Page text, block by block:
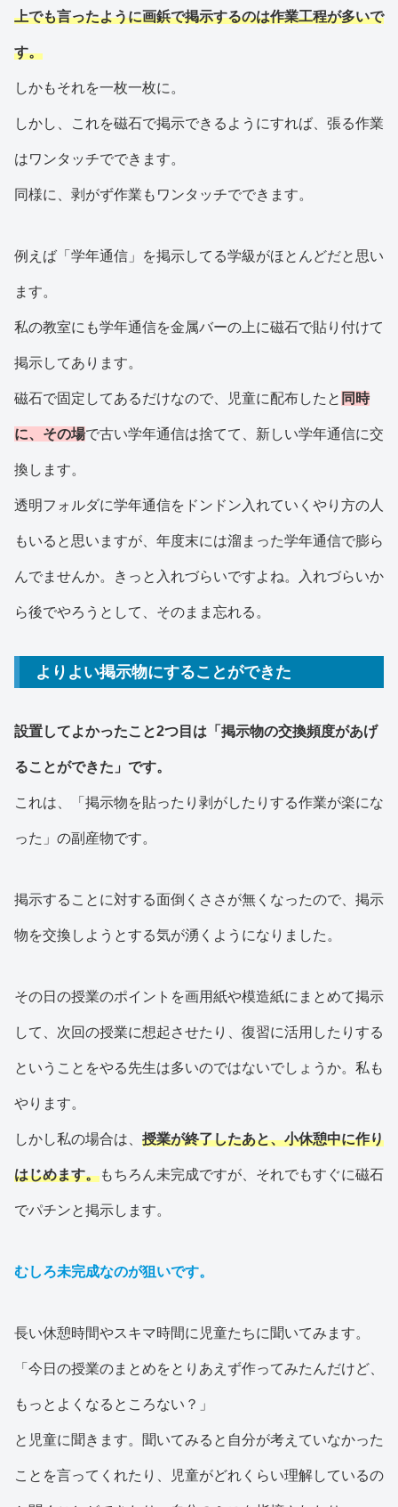
上でも言ったように画鋲で掲示するのは作業工程が多いで
す。
しかもそれを一枚一枚に。
しかし、これを磁石で掲示できるようにすれば、張る作業
はワンタッチでできます。
同様に、剥がず作業もワンタッチでできます。
例えば「学年通信」を掲示してる学級がほとんどだと思い
ます。
私の教室にも学年通信を金属バーの上に磁石で貼り付けて
掲示してあります。
磁石で固定してあるだけなので、児童に配布したと 同時
に、その場で古い学年通信は捨てて、新しい学年通信に交
換します。
透明フォルダに学年通信をドンドン入れていくやり方の人
もいると思いますが、年度末には溜まった学年通信で膨ら
んでませんか。きっと入れづらいですよね。入れづらいか
ら後でやろうとして、そのまま忘れる。
よりよい掲示物にすることができた
設置してよかったこと2つ目は「掲示物の交換頻度があげ
ることができた」です。
これは、「掲示物を貼ったり剥がしたりする作業が楽にな
った」の副産物です。
掲示することに対する面倒くささが無くなったので、掲示
物を交換しようとする気が湧くようになりました。
その日の授業のポイントを画用紙や模造紙にまとめて掲示
して、次回の授業に想起させたり、復習に活用したりする
ということをやる先生は多いのではないでしょうか。私も
やります。
しかし私の場合は、 授業が終了したあと、小休憩中に作り
はじめます。もちろん未完成ですが、それでもすぐに磁石
でパチンと掲示します。
むしろ未完成なのが狙いです。
長い休憩時間やスキマ時間に児童たちに聞いてみます。
「今日の授業のまとめをとりあえず作ってみたんだけど、
もっとよくなるところない？」
と児童に聞きます。聞いてみると自分が考えていなかった
ことを言ってくれたり、児童がどれくらい理解しているの